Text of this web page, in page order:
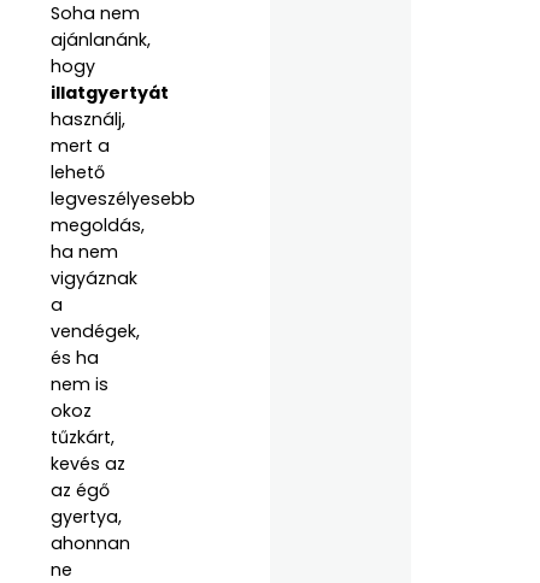
Soha nem
ajánlanánk,
hogy
illatgyertyát
használj,
mert a
lehető
legveszélyesebb
megoldás,
ha nem
vigyáznak
a
vendégek,
és ha
nem is
okoz
tűzkárt,
kevés az
az égő
gyertya,
ahonnan
ne